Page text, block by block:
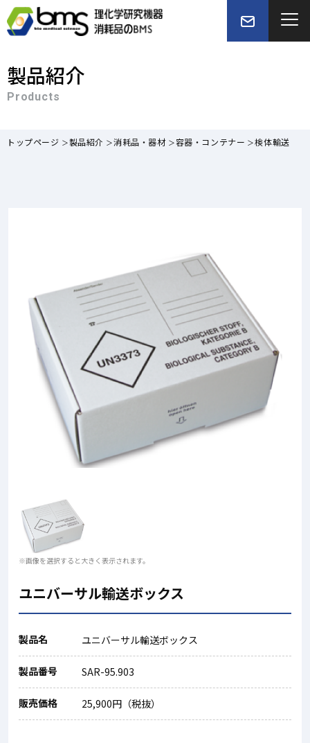
製品紹介
Products
トップページ 製品紹介 消耗品・器材 容器・コンテナー 検体輸送
※画像を選択すると大きく表示されます。
ユニバーサル輸送ボックス
製品名 ユニバーサル輸送ボックス
製品番号 SAR-95.903
販売価格 25,900円（税抜）